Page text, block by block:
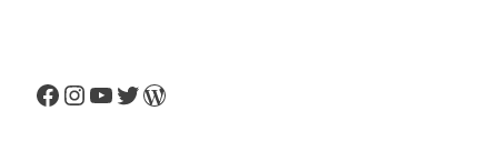
Facebook
Instagram
YouTube
Twitter
WordPress